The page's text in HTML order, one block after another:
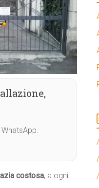
costosa, a ogni